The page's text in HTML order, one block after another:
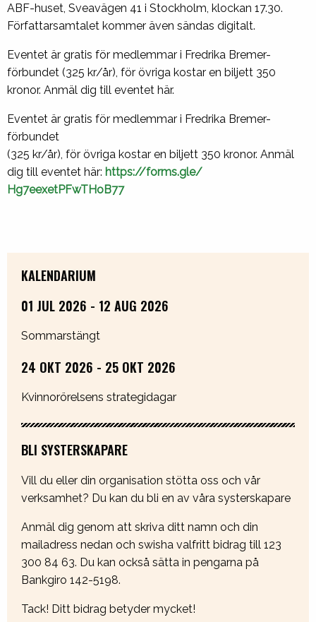
ABF-huset, Sveavägen 41 i Stockholm, klockan 17.30.
Författarsamtalet kommer även sändas digitalt.
Eventet är gratis för medlemmar i Fredrika Bremer-
förbundet (325 kr/år), för övriga kostar en biljett 350
kronor. Anmäl dig till eventet här.
Eventet är gratis för medlemmar i Fredrika Bremer-
förbundet
(325 kr/år), för övriga kostar en biljett 350 kronor. Anmäl
dig till eventet här: https://forms.gle/
Hg7eexetPFwTHoB77
KALENDARIUM
01 JUL 2026 - 12 AUG 2026
Sommarstängt
24 OKT 2026 - 25 OKT 2026
Kvinnorörelsens strategidagar
BLI SYSTERSKAPARE
Vill du eller din organisation stötta oss och vår
verksamhet? Du kan du bli en av våra systerskapare
Anmäl dig genom att skriva ditt namn och din
mailadress nedan och swisha valfritt bidrag till 123
300 84 63. Du kan också sätta in pengarna på
Bankgiro 142-5198.
Tack! Ditt bidrag betyder mycket!